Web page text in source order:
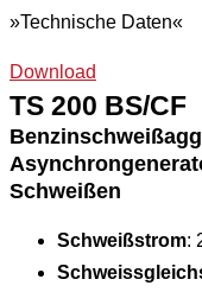
»Technische Daten«
Download
TS 200 BS/CF
Schweißen
Schweißstrom: